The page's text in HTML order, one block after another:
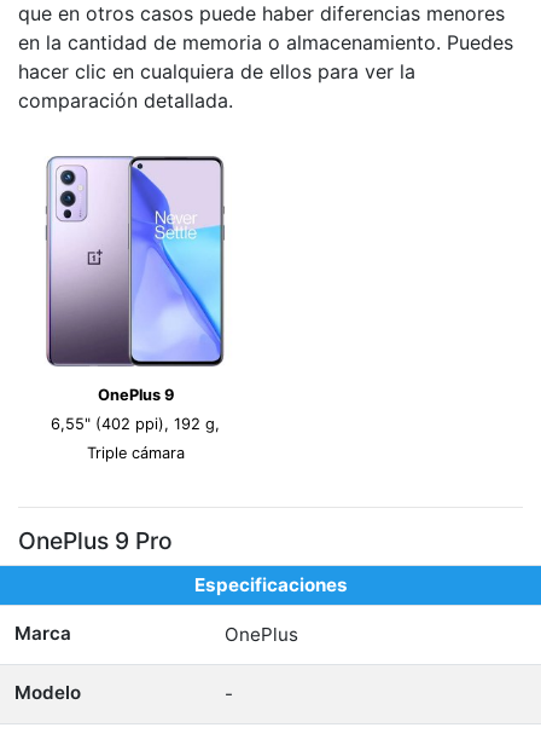
que en otros casos puede haber diferencias menores
en la cantidad de memoria o almacenamiento. Puedes
hacer clic en cualquiera de ellos para ver la
comparación detallada.
OnePlus 9
6,55" (402 ppi), 192 g,
Triple cámara
OnePlus 9 Pro
Especificaciones
Marca OnePlus
Modelo -